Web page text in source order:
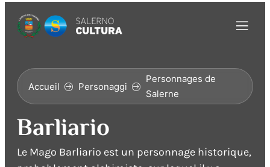
Accueil Personaggi
Personnages de
Salerne
Barliario
Le Mago Barliario est un personnage historique,